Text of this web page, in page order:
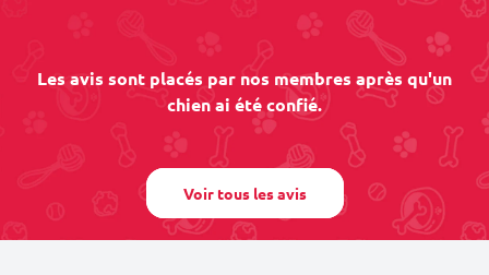
Les avis sont placés par nos membres après qu'un
chien ai été confié.
Voir tous les avis